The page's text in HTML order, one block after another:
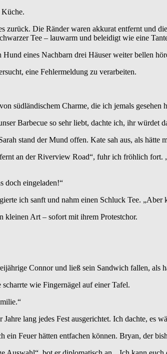
Küche.
Die Ränder waren akkurat entfernt und
Tee – lauwarm und beleidigt wie eine
eines Nachbarn drei Häuser weiter bellen
eine Fehlermeldung zu verarbeiten.
südländischem Charme, die ich jemals gesehen
Barbecue so sehr liebt, dachte ich, ihr würdet
stand der Mund offen. Kate sah aus, als hätte
an der Riverview Road“, fuhr ich fröhlich
doch eingeladen!“
ich sanft und nahm einen Schluck Tee.
kleinen Art – sofort mit ihrem Protestchor.
Connor und ließ sein Sandwich fallen, als
wie Fingernägel auf einer Tafel.
lang jedes Fest ausgerichtet. Ich dachte, es
ein Feuer hätten entfachen können. Bryan, der